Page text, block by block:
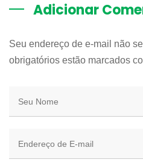
Adicionar
Seu endereço de e-mail não
obrigatórios estão marcados